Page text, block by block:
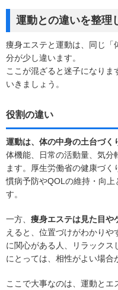
運動との違いを整理
痩身エステと運動は、同じ「
分が少し違います。
ここが混ざると迷子になり
いきましょう。
役割の違い
運動は、体の中身の土台づく
体機能、日常の活動量、気分
ます。厚生労働省の健康づ
慣病予防やQOLの維持・向
す。
一方、 痩身エステは見た目や
えると、位置づけがわかり
に関心がある人、リラックス
にとっては、相性がよい場合
ここで大事なのは、運動と